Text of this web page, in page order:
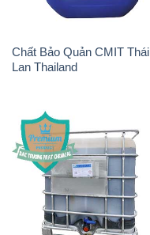
Chất Bảo Quản CMIT Thái
Lan Thailand